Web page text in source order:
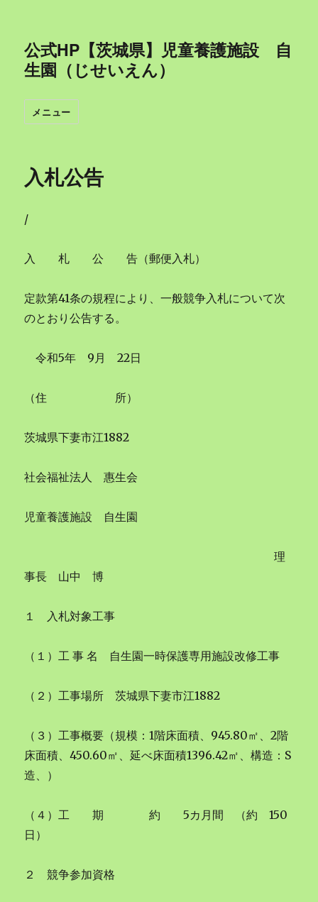
公式HP【茨城県】児童養護施設 自
生園（じせいえん）
メニュー
入札公告
/
入 札 公 告（郵便入札）
定款第41条の規程により、一般競争入札について次
のとおり公告する。
令和5年 9月 22日
（住 所）
茨城県下妻市江1882
社会福祉法人 惠生会
児童養護施設 自生園
理
事長 山中 博
１ 入札対象工事
（１）工 事 名 自生園一時保護専用施設改修工事
（２）工事場所 茨城県下妻市江1882
（３）工事概要（規模：1階床面積、945.80㎡、2階
床面積、450.60㎡、延べ床面積1396.42㎡、構造：S
造、）
（４）工 期 約 5カ月間 （約 150
日）
２ 競争参加資格